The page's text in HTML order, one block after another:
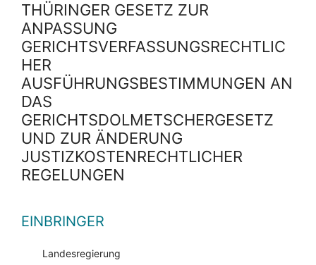
THÜRINGER GESETZ ZUR
ANPASSUNG
GERICHTSVERFASSUNGSRECHTLIC
HER
AUSFÜHRUNGSBESTIMMUNGEN AN
DAS
GERICHTSDOLMETSCHERGESETZ
UND ZUR ÄNDERUNG
JUSTIZKOSTENRECHTLICHER
REGELUNGEN
EINBRINGER
Landesregierung